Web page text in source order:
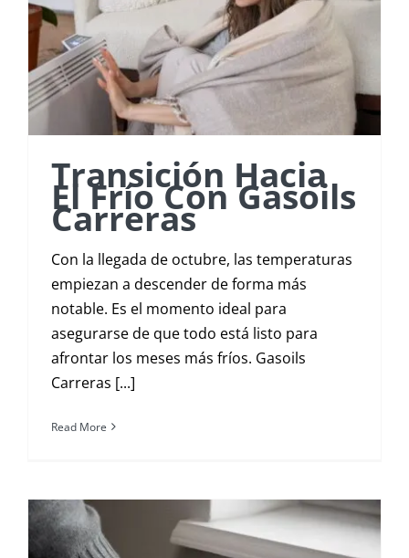
Transición Hacia
El Frío Con Gasoils
Carreras
Con la llegada de octubre, las temperaturas
empiezan a descender de forma más
notable. Es el momento ideal para
asegurarse de que todo está listo para
afrontar los meses más fríos. Gasoils
Carreras [...]
Read More